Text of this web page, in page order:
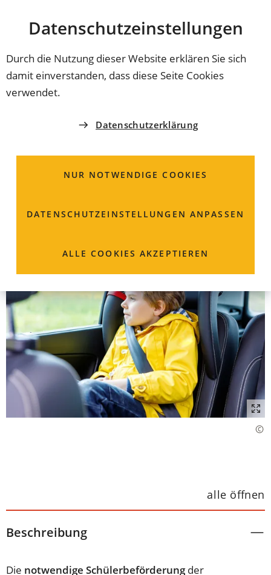
Datenschutz­einstellungen
Durch die Nutzung dieser Website erklären Sie sich
damit einverstanden, dass diese Seite Cookies
verwendet.
Datenschutzerklärung
NUR NOTWENDIGE COOKIES
DATENSCHUTZ­EINSTELLUNGEN ANPASSEN
ALLE COOKIES AKZEPTIEREN
INHALT ANSPRINGEN
Coburg
AMT FÜR SCHULEN, KULTUR UND BILDUNG
Beantragung der
Erstattung von
alle öffnen
Beschreibung
Die notwendige Schülerbeförderungder